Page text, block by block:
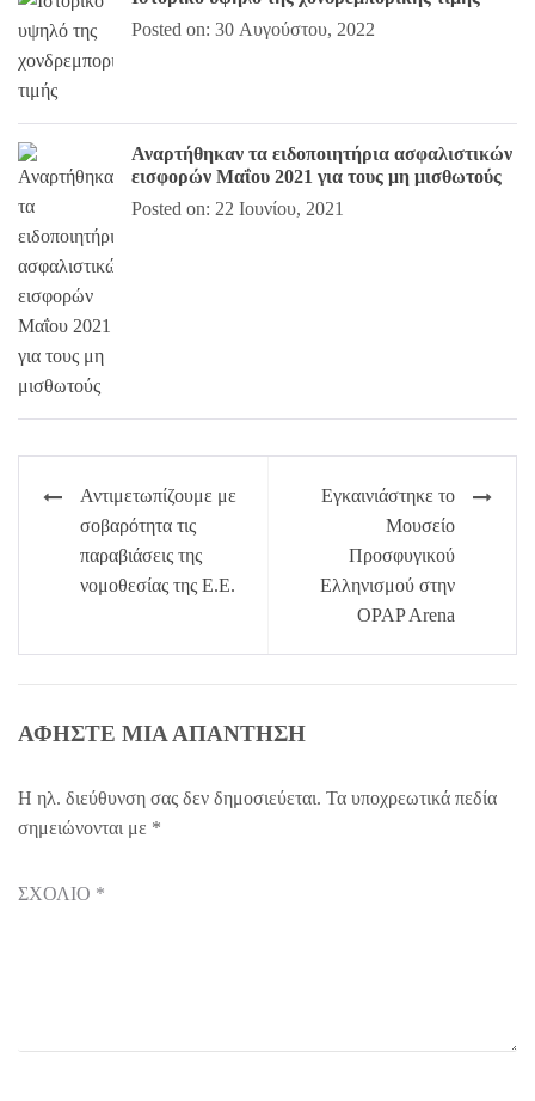
Posted on: 30 Αυγούστου, 2022
Αναρτήθηκαν τα ειδοποιητήρια ασφαλιστικών
εισφορών Μαΐου 2021 για τους μη μισθωτούς
Posted on: 22 Ιουνίου, 2021
Πλοήγηση
άρθρων
Αντιμετωπίζουμε με
σοβαρότητα τις
παραβιάσεις της
νομοθεσίας της Ε.Ε.
Εγκαινιάστηκε το
Μουσείο
Προσφυγικού
Ελληνισμού στην
OPAP Arena
ΑΦΉΣΤΕ ΜΙΑ ΑΠΆΝΤΗΣΗ
Η ηλ. διεύθυνση σας δεν δημοσιεύεται. Τα υποχρεωτικά πεδία
σημειώνονται με *
ΣΧΌΛΙΟ *